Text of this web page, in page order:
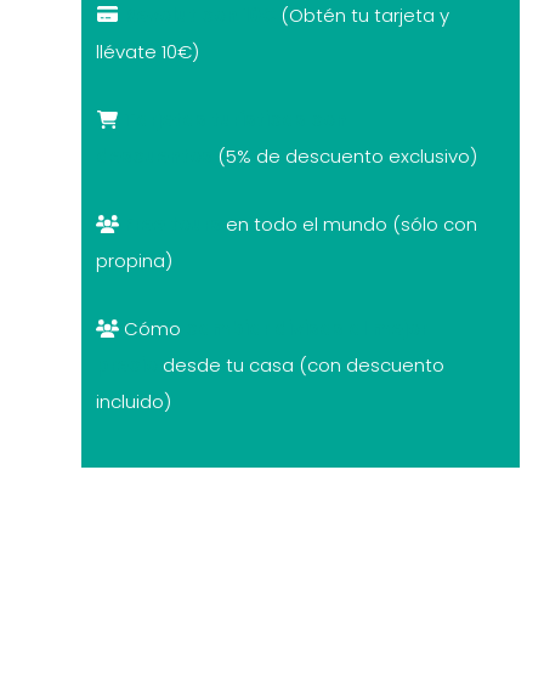
(Obtén tu tarjeta y
llévate 10€)
(5% de descuento exclusivo)
en todo el mundo (sólo con
propina)
Cómo
desde tu casa (con descuento
incluido)